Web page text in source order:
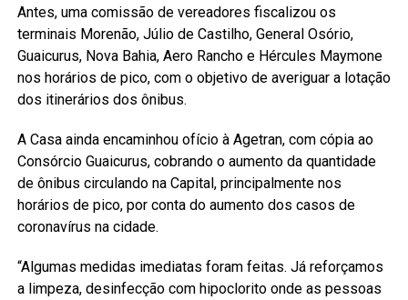
Antes, uma comissão de vereadores fiscalizou os
terminais Morenão, Júlio de Castilho, General Osório,
Guaicurus, Nova Bahia, Aero Rancho e Hércules Maymone
nos horários de pico, com o objetivo de averiguar a lotação
dos itinerários dos ônibus.
A Casa ainda encaminhou ofício à Agetran, com cópia ao
Consórcio Guaicurus, cobrando o aumento da quantidade
de ônibus circulando na Capital, principalmente nos
horários de pico, por conta do aumento dos casos de
coronavírus na cidade.
“Algumas medidas imediatas foram feitas. Já reforçamos
a limpeza, desinfecção com hipoclorito onde as pessoas